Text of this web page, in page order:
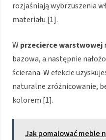
rozjaśniają wybrzuszenia
materiału [1].
W przecierce warstwowej
bazowa, a następnie
ścierana. W efekcie
naturalne zróżnicowanie,
kolorem [1].
Jak pomalować meble